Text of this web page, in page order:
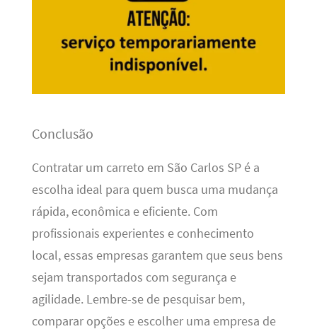
Conclusão
Contratar um carreto em São Carlos SP é a
escolha ideal para quem busca uma mudança
rápida, econômica e eficiente. Com
profissionais experientes e conhecimento
local, essas empresas garantem que seus bens
sejam transportados com segurança e
agilidade. Lembre-se de pesquisar bem,
comparar opções e escolher uma empresa de